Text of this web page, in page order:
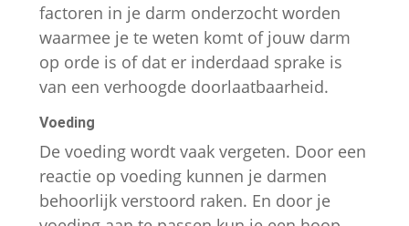
factoren in je darm onderzocht worden
waarmee je te weten komt of jouw darm
op orde is of dat er inderdaad sprake is
van een verhoogde doorlaatbaarheid.
Voeding
De voeding wordt vaak vergeten. Door een
reactie op voeding kunnen je darmen
behoorlijk verstoord raken. En door je